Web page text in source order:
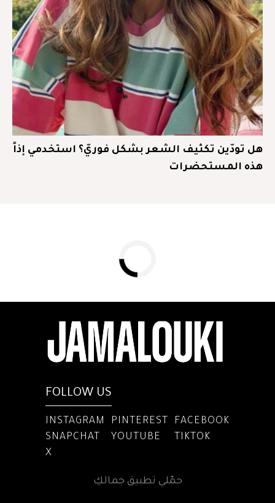
هل تودّين تكثيف الشعر بشكل فوريّ؟ استخدمي إذاً
هذه المستحضرات
FOLLOW US
INSTAGRAM PINTEREST
FACEBOOK
SNAPCHAT
YOUTUBE
TIKTOK
X
حمّلي تطبيق جمالكِ